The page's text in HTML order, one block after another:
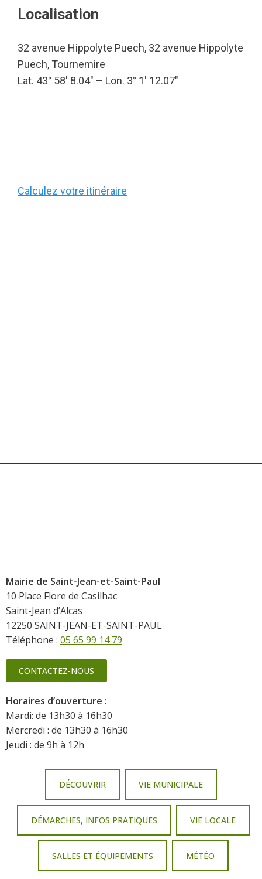
Localisation
32 avenue Hippolyte Puech, 32 avenue Hippolyte
Puech, Tournemire
Lat. 43° 58′ 8.04″ – Lon. 3° 1′ 12.07″
Calculez votre itinéraire
Mairie de Saint-Jean-et-Saint-Paul
10 Place Flore de Casilhac
Saint-Jean d’Alcas
12250 SAINT-JEAN-ET-SAINT-PAUL
Téléphone : 05 65 99 14 79
CONTACTEZ-NOUS
Horaires d’ouverture :
Mardi: de 13h30 à 16h30
Mercredi : de 13h30 à 16h30
Jeudi : de 9h à 12h
DÉCOUVRIR VIE MUNICIPALE
DÉMARCHES, INFOS PRATIQUES VIE LOCALE
SALLES ET ÉQUIPEMENTS MÉTÉO